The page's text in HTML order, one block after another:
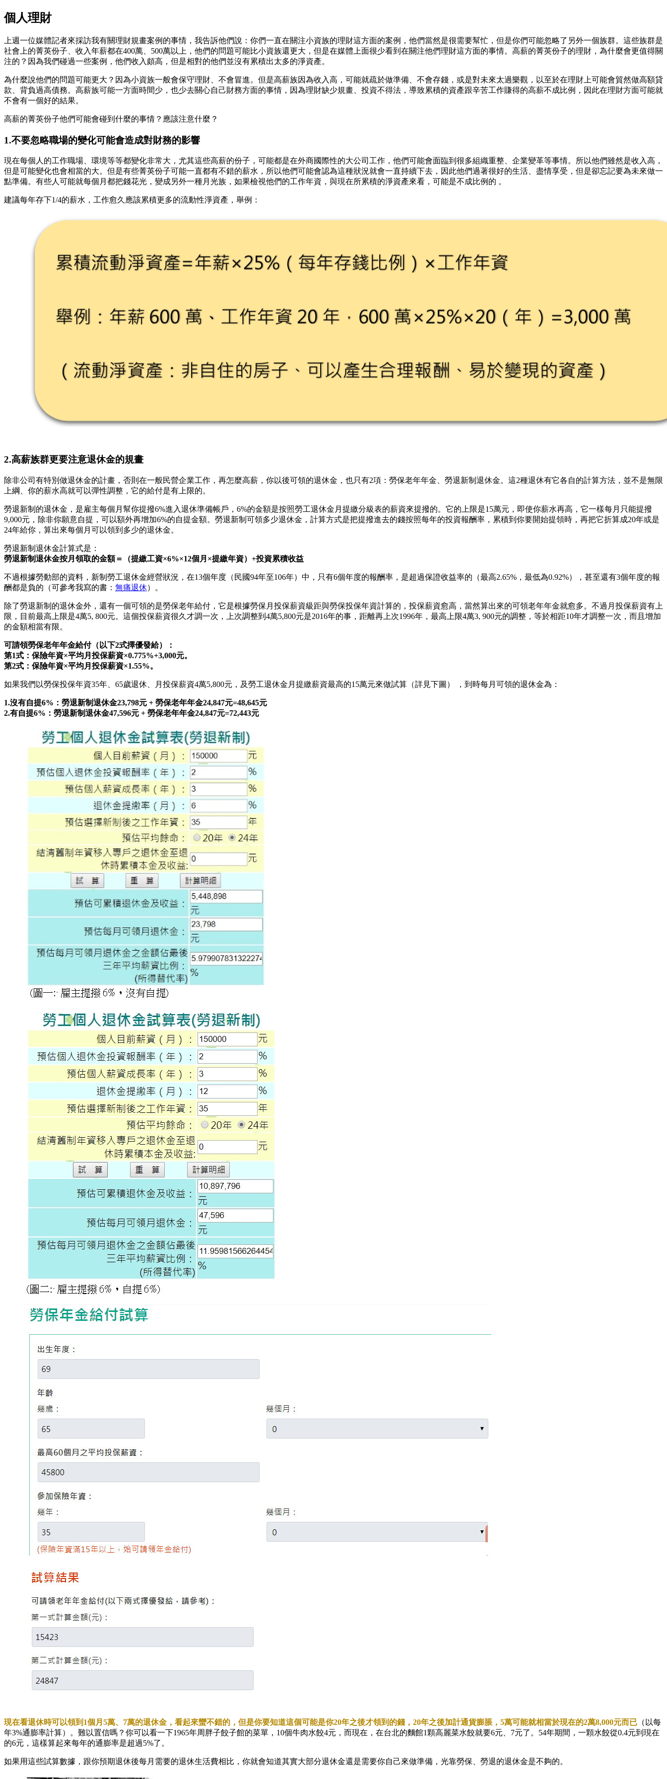
個人理財
上週一位媒體記者來採訪我有關理財規畫案例的事情，我告訴他們說：你們一直在關注小資族的理財這方面的案例，他們當然是很需要幫忙，但是你們可能忽略了另外一個族群。這些族群是
社會上的菁英份子、收入年薪都在400萬、500萬以上，他們的問題可能比小資族還更大，但是在媒體上面很少看到在關注他們理財這方面的事情。高薪的菁英份子的理財，為什麼會更值得關
注的？因為我們碰過一些案例，他們收入頗高，但是相對的他們並沒有累積出太多的淨資產。
為什麼說他們的問題可能更大？因為小資族一般會保守理財、不會冒進。但是高薪族因為收入高，可能就疏於做準備、不會存錢，或是對未來太過樂觀，以至於在理財上可能會貿然做高額貸
款、背負過高債務。高薪族可能一方面時間少，也少去關心自己財務方面的事情，因為理財缺少規畫、投資不得法，導致累積的資產跟辛苦工作賺得的高薪不成比例，因此在理財方面可能就
不會有一個好的結果。
高薪的菁英份子他們可能會碰到什麼的事情？應該注意什麼？
1.不要忽略職場的變化可能會造成對財務的影響
現在每個人的工作職場、環境等等都變化非常大，尤其這些高薪的份子，可能都是在外商國際性的大公司工作，他們可能會面臨到很多組織重整、企業變革等事情。所以他們雖然是收入高，
但是可能變化也會相當的大。但是有些菁英份子可能一直都有不錯的薪水，所以他們可能會認為這種狀況就會一直持續下去，因此他們過著很好的生活、盡情享受，但是卻忘記要為未來做一
點準備。有些人可能就每個月都把錢花光，變成另外一種月光族，如果檢視他們的工作年資，與現在所累積的淨資產來看，可能是不成比例的 。
建議每年存下1/4的薪水，工作愈久應該累積更多的流動性淨資產，舉例：
2.高薪族群更要注意退休金的規畫
除非公司有特別做退休金的計畫，否則在一般民營企業工作，再怎麼高薪，你以後可領的退休金，也只有2項：勞保老年年金、勞退新制退休金。這2種退休有它各自的計算方法，並不是無限
上綱、你的薪水高就可以彈性調整，它的給付是有上限的。
勞退新制的退休金，是雇主每個月幫你提撥6%進入退休準備帳戶，6%的金額是按照勞工退休金月提繳分級表的薪資來提撥的。它的上限是15萬元，即使你薪水再高，它一樣每月只能提撥
9,000元，除非你願意自提，可以額外再增加6%的自提金額。勞退新制可領多少退休金，計算方式是把提撥進去的錢按照每年的投資報酬率，累積到你要開始提領時，再把它折算成20年或是
24年給你，算出來每個月可以領到多少的退休金。
勞退新制退休金計算式是：
勞退新制退休金按月領取的金額＝（提繳工資×6%×12個月×提繳年資）+投資累積收益
不過根據勞動部的資料，新制勞工退休金經營狀況，在13個年度（民國94年至106年）中，只有6個年度的報酬率，是超過保證收益率的（最高2.65%，最低為0.92%），甚至還有3個年度的報
酬都是負的（可參考我寫的書： 無痛退休）。
除了勞退新制的退休金外，還有一個可領的是勞保老年給付，它是根據勞保月投保薪資級距與勞保投保年資計算的，投保薪資愈高，當然算出來的可領老年年金就愈多。不過月投保薪資有上
限，目前最高上限是4萬5, 800元。這個投保薪資很久才調一次，上次調整到4萬5,800元是2016年的事，距離再上次1996年，最高上限4萬3, 900元的調整，等於相距10年才調整一次，而且增加
的金額相當有限。
可請領勞保老年年金給付（以下2式擇優發給）：
第1式：保險年資×平均月投保薪資×0.775%+3,000元。
第2式：保險年資×平均月投保薪資×1.55%。
如果我們以勞保投保年資35年、65歲退休、月投保薪資4萬5,800元，及勞工退休金月提繳薪資最高的15萬元來做試算（詳見下圖） ，到時每月可領的退休金為：
1.沒有自提6%：勞退新制退休金23,798元 + 勞保老年年金24,847元=48,645元
2.有自提6%：勞退新制退休金47,596元 + 勞保老年年金24,847元=72,443元
現在看退休時可以領到1個月5萬、7萬的退休金，看起來蠻不錯的，但是你要知道這個可能是你20年之後才領到的錢，20年之後加計通貨膨脹，5萬可能就相當於現在的2萬8,000元而已 （以每
年3%通膨率計算）。難以置信嗎？你可以看一下1965年周胖子餃子館的菜單，10個牛肉水餃4元，而現在，在台北的麵館1顆高麗菜水餃就要6元、7元了。54年期間，一顆水餃從0.4元到現在
的6元，這樣算起來每年的通膨率是超過5%了。
如果用這些試算數據，跟你預期退休後每月需要的退休生活費相比，你就會知道其實大部分退休金還是需要你自己來做準備，光靠勞保、勞退的退休金是不夠的。